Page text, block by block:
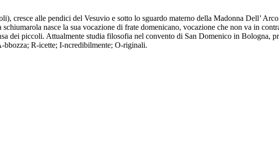
cresce alle pendici del Vesuvio e sotto lo sguardo materno della Madonna Dell’
nasce la sua vocazione di frate domenicano, vocazione che non va in
dei piccoli. Attualmente studia filosofia nel convento di San Domenico in Bologna,
R-icette; I-ncredibilmente; O-riginali.